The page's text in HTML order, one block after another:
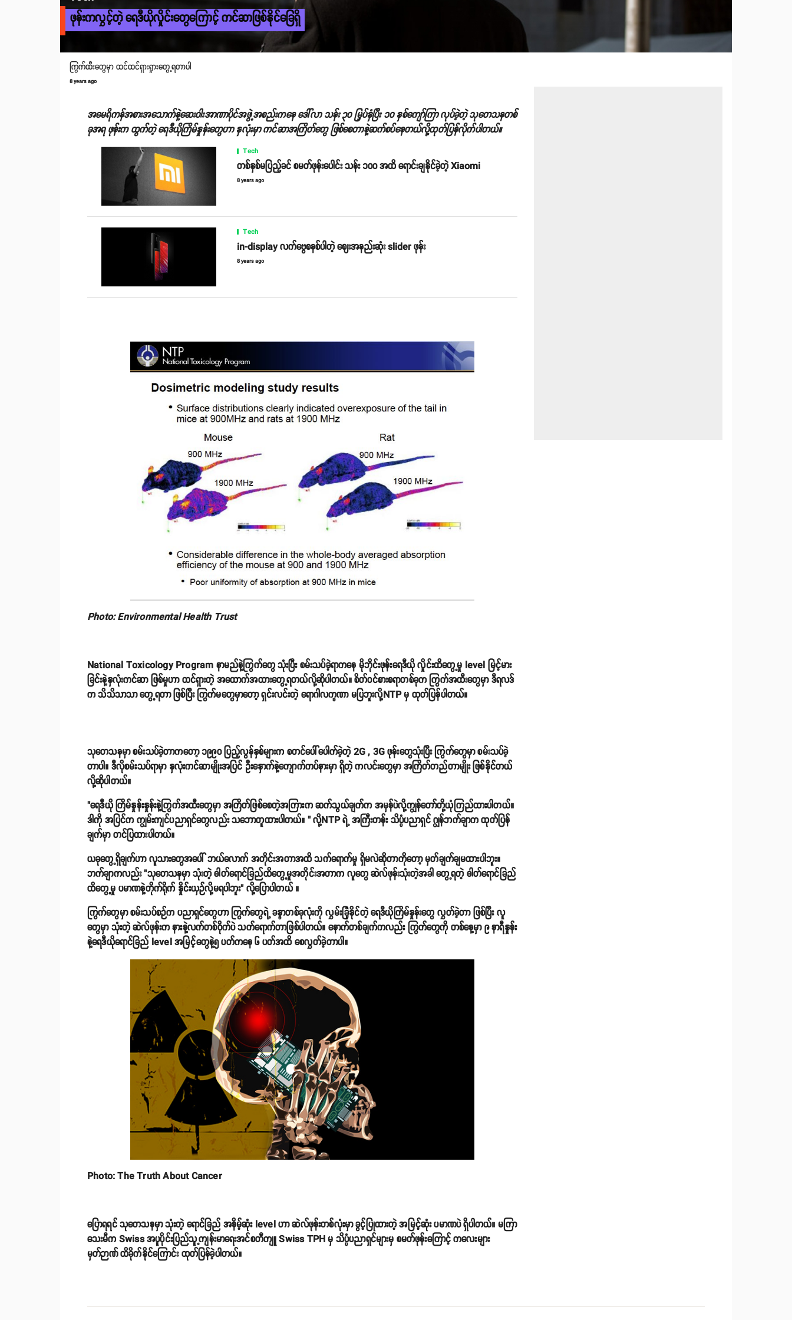
ဖုန်းကလွှင့်တဲ့ ရေဒီယိုလှိုင်းတွေကြောင့် ကင်ဆာဖြစ်နိုင်ခြေရှိ
ကြွက်ထီးတွေမှာ ထင်ထင်ရှားရှုားတွေ့ရတာပါ
8 years ago
အမေရိကန်အစားအသောက်နဲ့ဆေးဝါးအာဏာပိုင်အဖွဲ့အစည်းကနေ ဒေါ်လာ သန်း ၃၀ မြှပ်နှံပြီး ၁၀ နှစ်ကျော်ကြာ လုပ်ခဲ့တဲ့ သုတေသနတစ်
ခုအရ ဖုန်းက ထွက်တဲ့ ရေဒီယိုကြိမ်နှုန်းတွေဟာ နှလုံးမှာ ကင်ဆာအကြိတ်တွေ ဖြစ်စေတာနဲ့ဆက်စပ်နေတယ်လို့ထုတ်ပြန်လိုက်ပါတယ်။
Tech
တစ်နှစ်မပြည့်ခင် စမတ်ဖုန်းပေါင်း သန်း ၁၀၀ အထိ ရောင်းချနိုင်ခဲ့တဲ့ Xiaomi
8 years ago
Tech
in-display လက်ဗွေစနစ်ပါတဲ့ ဈေးအနည်းဆုံး slider ဖုန်း
8 years ago
Photo: Environmental Health Trust
National Toxicology Program နာမည်နဲ့ကြွက်တွေ သုံးပြီး စမ်းသပ်ခဲ့ရာကနေ မိုဘိုင်းဖုန်းရေဒီယို လှိုင်းထိတွေ့မှု level မြင့်မား
ခြင်းနဲ့နှလုံးကင်ဆာ ဖြစ်မှုဟာ ထင်ရှားတဲ့ အထောက်အထားတွေ့ရတယ်လို့ဆိုပါတယ်။ စိတ်ဝင်စားစရာတစ်ခုက ကြွက်အထီးတွေမှာ ဒီရလဒ်
က သိသိသာသာ တွေ့ရတာ ဖြစ်ပြီး ကြွက်မတွေမှာတော့ ရှင်းလင်းတဲ့ ရောဂါလက္ခဏာ မပြဘူးလို့NTP မှ ထုတ်ပြန်ပါတယ်။
သုတေသနမှာ စမ်းသပ်ခဲ့တာကတော့ ၁၉၉၀ ပြည့်လွန်နှစ်များက စတင်ပေါ်ပေါက်ခဲ့တဲ့ 2G , 3G ဖုန်းတွေသုံးပြီး ကြွက်တွေမှာ စမ်းသပ်ခဲ့
တာပါ။ ဒီလိုစမ်းသပ်ရာမှာ နှလုံးကင်ဆာမျိုးအပြင် ဦးနှောက်နဲ့ကျောက်ကပ်နားမှာ ရှိတဲ့ ကလင်းတွေမှာ အကြိတ်တည်တာမျိုး ဖြစ်နိုင်တယ်
လို့ဆိုပါတယ်။
"ရေဒီယို ကြိမ်နှုန်းနှုန်းနဲ့ကြွက်အထီးတွေမှာ အကြိတ်ဖြစ်စေတဲ့အကြားက ဆက်သွယ်ချက်က အမှန်ပဲလို့ကျွန်တော်တို့ယုံကြည်ထားပါတယ်။
ဒါကို အပြင်က ကျွမ်းကျင်ပညာရှင်တွေလည်း သဘောတူထားပါတယ်။ " လို့NTP ရဲ့ အကြီးတန်း သိပ္ပံပညာရှင် ဂျွန်ဘက်ချာက ထုတ်ပြန်
ချက်မှာ တင်ပြထားပါတယ်။
ယခုတွေ့ရှိချက်ဟာ လူသားတွေအပေါ် ဘယ်လောက် အတိုင်းအတာအထိ သက်ရောက်မှု ရှိမလဲဆိုတာကိုတော့ မှတ်ချက်ချမထားပါဘူး။
ဘက်ချာကလည်း "သုတေသနမှာ သုံးတဲ့ ဓါတ်ရောင်ခြည်ထိတွေ့မှုအတိုင်းအတာက လူတွေ ဆဲလ်ဖုန်းသုံးတဲ့အခါ တွေ့ရတဲ့ ဓါတ်ရောင်ခြည်
ထိတွေ့မှု ပမာဏနဲ့တိုက်ရိုက် နှိုင်းယှဉ်လို့မရပါဘူး" လို့ပြောပါတယ် ။
ကြွက်တွေမှာ စမ်းသပ်စဉ်က ပညာရှင်တွေဟာ ကြွက်တွေရဲ့ ခန္ဓာတစ်ခုလုံးကို လွှမ်းခြုံနိုင်တဲ့ ရေဒီယိုကြိမ်နှုန်းတွေ လွှတ်ခဲ့တာ ဖြစ်ပြီး လူ
တွေမှာ သုံးတဲ့ ဆဲလ်ဖုန်းက နားနဲ့လက်တစ်ဝိုက်ပဲ သက်ရောက်တာဖြစ်ပါတယ်။ နောက်တစ်ချက်ကလည်း ကြွက်တွေကို တစ်နေ့မှာ ၉ နာရီနှုန်း
နဲ့ရေဒီယိုရောင်ခြည် level အမြင့်တွေနဲ့၅ ပတ်ကနေ ၆ ပတ်အထိ စေလွှတ်ခဲ့တာပါ။
Photo: The Truth About Cancer
ပြောရရင် သုတေသနမှာ သုံးတဲ့ ရောင်ခြည် အနိမ့်ဆုံး level ဟာ ဆဲလ်ဖုန်းတစ်လုံးမှာ ခွင့်ပြုထားတဲ့ အမြင့်ဆုံး ပမာဏပဲ ရှိပါတယ်။ မကြာ
သေးမီက Swiss အပူပိုင်းပြည်သူ့ကျန်းမာရေးအင်စတီကျူ Swiss TPH မှ သိပ္ပံပညာရှင်များမှ စမတ်ဖုန်းကြောင့် ကလေးများ
မှတ်ဉာဏ် ထိခိုက်နိုင်ကြောင်း ထုတ်ပြန်ခဲ့ပါတယ်။